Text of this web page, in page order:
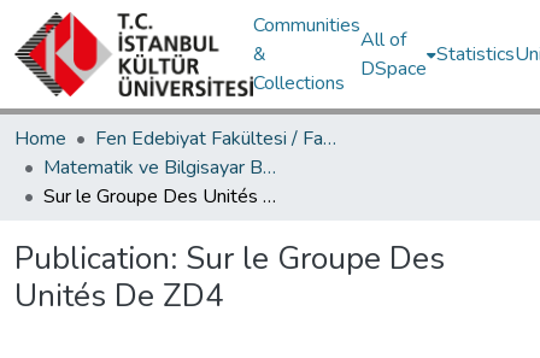
Communities
&
Collections
All of
DSpace
Statistics
Home
Fen Edebiyat Fakültesi / Faculty of Letters and Sciences
Matematik ve Bilgisayar Bölümü / Department of Mathematics and Computer Science
Sur le Groupe Des Unités De ZD4
Publication: Sur le Groupe Des
Unités De ZD4